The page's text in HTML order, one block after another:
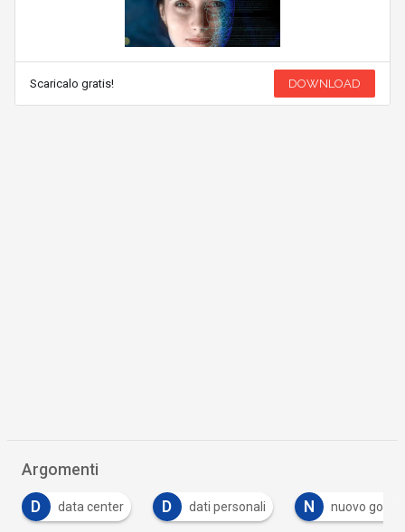
Scaricalo gratis! DOWNLOAD
Argomenti
D data center D dati personali N nuovo